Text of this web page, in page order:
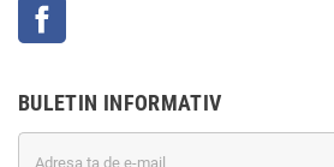
BULETIN INFORMATIV